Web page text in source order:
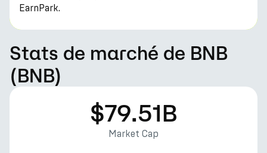
EarnPark.
Stats de marché de BNB
(BNB)
$79.51B
Market Cap